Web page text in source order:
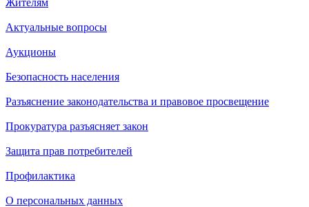
Жителям
Актуальные вопросы
Аукционы
Безопасность населения
Разъяснение законодательства и правовое просвещение
Прокуратура разъясняет закон
Защита прав потребителей
Профилактика
О персональных данных